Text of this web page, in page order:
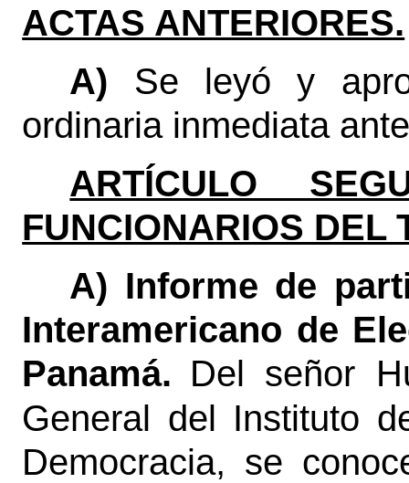
ACTAS ANTERIORES.
A) Se leyó y
ordinaria inmediata
ARTÍCULO
FUNCIONARIOS DEL
A) Informe de
Interamericano de
Panamá. Del señor
General del Instituto
Democracia, se